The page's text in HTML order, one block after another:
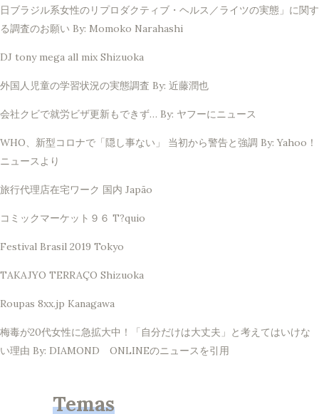
日ブラジル系女性のリプロダクティブ・ヘルス／ライツの実態」に関す
る調査のお願い By: Momoko Narahashi
DJ tony mega all mix Shizuoka
外国人児童の学習状況の実態調査 By: 近藤潤也
会社クビで就労ビザ更新もできず… By: ヤフーにニュース
WHO、新型コロナで「隠し事ない」 当初から警告と強調 By: Yahoo！
ニュースより
旅行代理店在宅ワーク 国内 Japão
コミックマーケット９６ T?quio
Festival Brasil 2019 Tokyo
TAKAJYO TERRAÇO Shizuoka
Roupas 8xx.jp Kanagawa
梅毒が20代女性に急拡大中！「自分だけは大丈夫」と考えてはいけな
い理由 By: DIAMOND ONLINEのニュースを引用
Temas